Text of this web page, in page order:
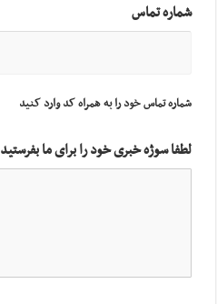
شماره تماس
شماره تماس خود را به همراه کد وارد کنید
لطفا سوژه خبری خود را برای ما بفرستید